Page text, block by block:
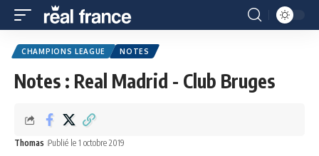
CHAMPIONS LEAGUE NOTES
Notes : Real Madrid - Club Bruges
Thomas Publié le 1 octobre 2019